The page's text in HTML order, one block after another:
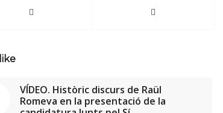
VÍDEO. Històric discurs de Raül
Romeva en la presentació de la